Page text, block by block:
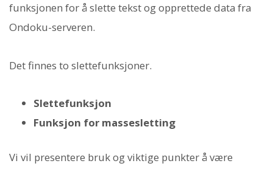
funksjonen for å slette tekst og opprettede data fra
Ondoku-serveren.
Det finnes to slettefunksjoner.
Slettefunksjon
Funksjon for massesletting
Vi vil presentere bruk og viktige punkter å være